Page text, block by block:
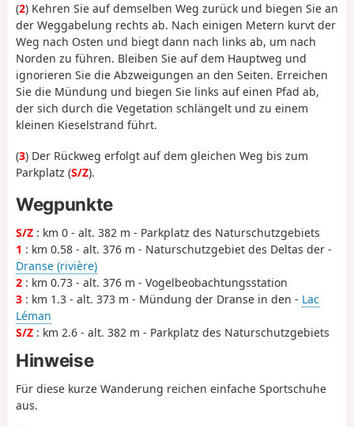
(2) Kehren Sie auf demselben Weg zurück und biegen Sie an
der Weggabelung rechts ab. Nach einigen Metern kurvt der
Weg nach Osten und biegt dann nach links ab, um nach
Norden zu führen. Bleiben Sie auf dem Hauptweg und
ignorieren Sie die Abzweigungen an den Seiten. Erreichen
Sie die Mündung und biegen Sie links auf einen Pfad ab,
der sich durch die Vegetation schlängelt und zu einem
kleinen Kieselstrand führt.
(3) Der Rückweg erfolgt auf dem gleichen Weg bis zum
Parkplatz (S/Z).
Wegpunkte
S/Z : km 0 - alt. 382 m - Parkplatz des Naturschutzgebiets
1 : km 0.58 - alt. 376 m - Naturschutzgebiet des Deltas der -
Dranse (rivière)
2 : km 0.73 - alt. 376 m - Vogelbeobachtungsstation
3 : km 1.3 - alt. 373 m - Mündung der Dranse in den - Lac
Léman
S/Z : km 2.6 - alt. 382 m - Parkplatz des Naturschutzgebiets
Hinweise
Für diese kurze Wanderung reichen einfache Sportschuhe
aus.